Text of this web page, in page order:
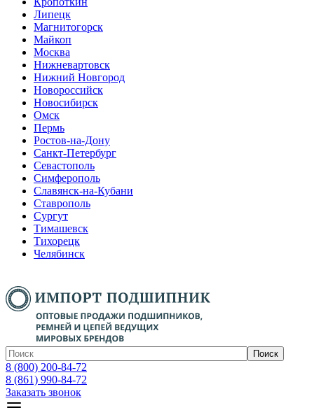
Липецк
Магнитогорск
Майкоп
Москва
Нижневартовск
Нижний Новгород
Новороссийск
Новосибирск
Омск
Пермь
Ростов-на-Дону
Санкт-Петербург
Севастополь
Симферополь
Славянск-на-Кубани
Ставрополь
Сургут
Тимашевск
Тихорецк
Челябинск
Поиск
8 (800) 200-84-72
8 (861) 990-84-72
Заказать звонок